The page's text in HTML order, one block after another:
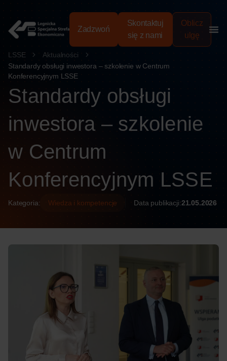
Zadzwoń
Skontaktuj
się z nami
Oblicz
ulgę
LSSE
Aktualności
Standardy obsługi inwestora – szkolenie w Centrum
Konferencyjnym LSSE
Standardy obsługi
inwestora – szkolenie
w Centrum
Konferencyjnym LSSE
Kategoria: Wiedza i kompetencje Data publikacji:21.05.2026